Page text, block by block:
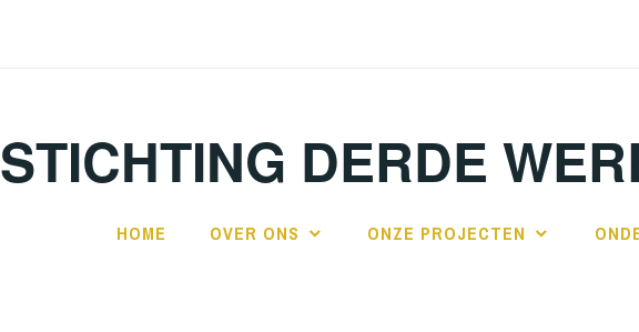
STICHTING DERDE
HOME OVER ONS ONZE PROJECTEN